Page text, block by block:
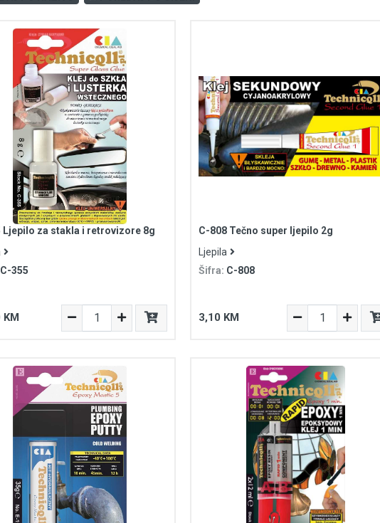
Ljepilo za stakla i retrovizore 8g
C-355
KM
C-808 Tečno super ljepilo 2g
Ljepila
Šifra: C-808
3,10 KM